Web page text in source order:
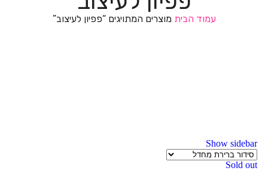
עמוד הביתמוצרים המתויגים “פפיון לעיצוב”
Show sidebar
Sold out